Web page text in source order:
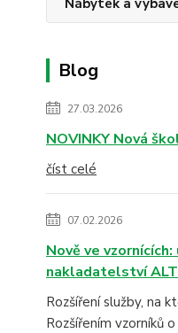
Nábytek a
Blog
27.03.2026
NOVINKY Nová
číst celé
07.02.2026
Nově ve vzornících:
nakladatelství
Rozšíření služby, na
Rozšířením vzorníků